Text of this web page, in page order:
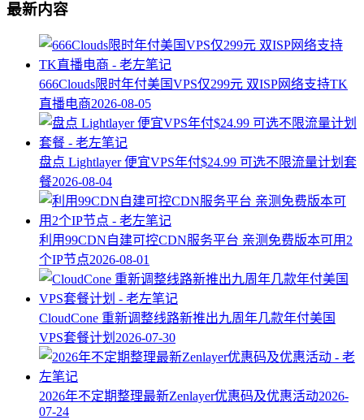
最新内容
666Clouds限时年付美国VPS仅299元 双ISP网络支持TK
直播电商2026-08-05
盘点 Lightlayer 便宜VPS年付$24.99 可选不限流量计划套
餐2026-08-04
利用99CDN自建可控CDN服务平台 亲测免费版本可用2
个IP节点2026-08-01
CloudCone 重新调整线路新推出九周年几款年付美国
VPS套餐计划 2026-07-30
2026年不定期整理最新Zenlayer优惠码及优惠活动2026-
07-24